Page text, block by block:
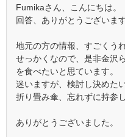
Fumikaさん、こんにちは。
回答、ありがとうございます
地元の方の情報、すごくう
せっかくなので、是非金沢
を食べたいと思ています。
迷いますが、検討し決めた
折り畳み傘、忘れずに持参
ありがとうございました。